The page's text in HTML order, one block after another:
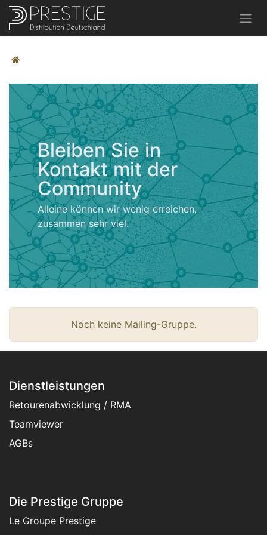
Bleiben Sie in
Kontakt mit der
Community
Alleine können wir wenig erreichen,
zusammen sehr viel.
Noch keine Mailing-Gruppe.
Dienstleistungen
Retourenabwicklung / RMA
Teamviewer
AGBs
Die Prestige Gruppe
Le Groupe Prestige